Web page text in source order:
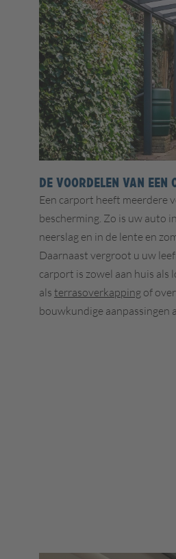
DE VOORDELEN VAN EEN
Een carport heeft meerdere
bescherming. Zo is uw auto
neerslag en in de lente en
Daarnaast vergroot u uw
carport is zowel aan huis als
als terrasoverkapping of
bouwkundige aanpassingen